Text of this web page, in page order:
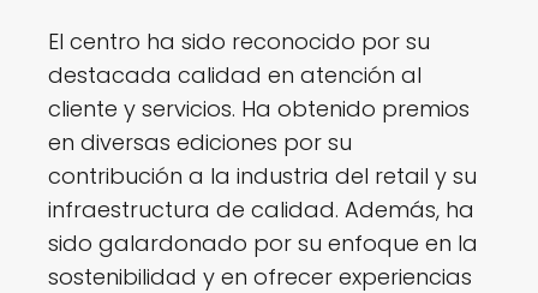
El centro ha sido reconocido por su
destacada calidad en atención al
cliente y servicios. Ha obtenido premios
en diversas ediciones por su
contribución a la industria del retail y su
infraestructura de calidad. Además, ha
sido galardonado por su enfoque en la
sostenibilidad y en ofrecer experiencias